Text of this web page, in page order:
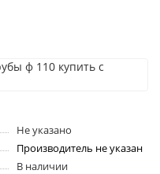
Не указано
Производитель не указан
В наличии